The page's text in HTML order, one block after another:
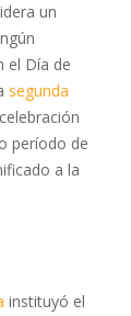
un
el Día de
segunda
período de
a la
instituyó el